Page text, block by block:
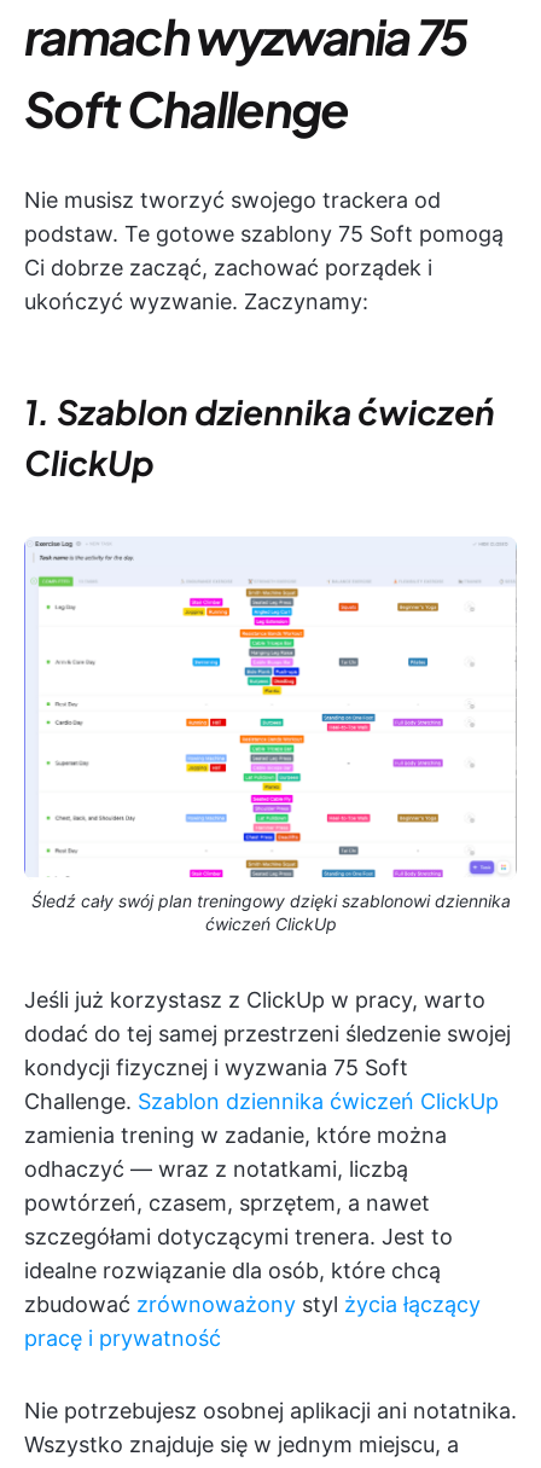
ramach wyzwania 75
Soft Challenge
Nie musisz tworzyć swojego trackera od
podstaw. Te gotowe szablony 75 Soft pomogą
Ci dobrze zacząć, zachować porządek i
ukończyć wyzwanie. Zaczynamy:
1. Szablon dziennika ćwiczeń
ClickUp
Śledź cały swój plan treningowy dzięki szablonowi dziennika
ćwiczeń ClickUp
Jeśli już korzystasz z ClickUp w pracy, warto
dodać do tej samej przestrzeni śledzenie swojej
kondycji fizycznej i wyzwania 75 Soft
Challenge. Szablon dziennika ćwiczeń ClickUp
zamienia trening w zadanie, które można
odhaczyć — wraz z notatkami, liczbą
powtórzeń, czasem, sprzętem, a nawet
szczegółami dotyczącymi trenera. Jest to
idealne rozwiązanie dla osób, które chcą
zbudować zrównoważony styl życia łączący
pracę i prywatność
Nie potrzebujesz osobnej aplikacji ani notatnika.
Wszystko znajduje się w jednym miejscu, a